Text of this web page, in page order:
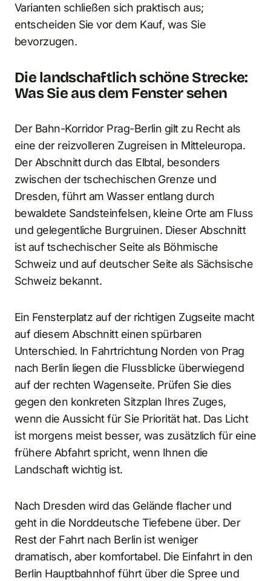
Varianten schließen sich praktisch aus;
entscheiden Sie vor dem Kauf, was Sie
bevorzugen.
Die landschaftlich schöne Strecke:
Was Sie aus dem Fenster sehen
Der Bahn-Korridor Prag-Berlin gilt zu Recht als
eine der reizvolleren Zugreisen in Mitteleuropa.
Der Abschnitt durch das Elbtal, besonders
zwischen der tschechischen Grenze und
Dresden, führt am Wasser entlang durch
bewaldete Sandsteinfelsen, kleine Orte am Fluss
und gelegentliche Burgruinen. Dieser Abschnitt
ist auf tschechischer Seite als Böhmische
Schweiz und auf deutscher Seite als Sächsische
Schweiz bekannt.
Ein Fensterplatz auf der richtigen Zugseite macht
auf diesem Abschnitt einen spürbaren
Unterschied. In Fahrtrichtung Norden von Prag
nach Berlin liegen die Flussblicke überwiegend
auf der rechten Wagenseite. Prüfen Sie dies
gegen den konkreten Sitzplan Ihres Zuges,
wenn die Aussicht für Sie Priorität hat. Das Licht
ist morgens meist besser, was zusätzlich für eine
frühere Abfahrt spricht, wenn Ihnen die
Landschaft wichtig ist.
Nach Dresden wird das Gelände flacher und
geht in die Norddeutsche Tiefebene über. Der
Rest der Fahrt nach Berlin ist weniger
dramatisch, aber komfortabel. Die Einfahrt in den
Berlin Hauptbahnhof führt über die Spree und